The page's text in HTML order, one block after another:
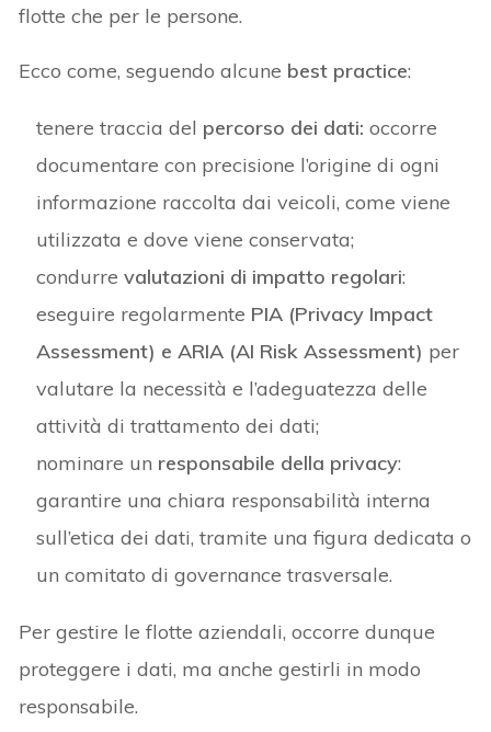
flotte che per le persone.
Ecco come, seguendo alcune best practice:
tenere traccia del percorso dei dati: occorre
documentare con precisione l’origine di ogni
informazione raccolta dai veicoli, come viene
utilizzata e dove viene conservata;
condurre valutazioni di impatto regolari:
eseguire regolarmente PIA (Privacy Impact
Assessment) e ARIA (AI Risk Assessment) per
valutare la necessità e l’adeguatezza delle
attività di trattamento dei dati;
nominare un responsabile della privacy:
garantire una chiara responsabilità interna
sull’etica dei dati, tramite una figura dedicata o
un comitato di governance trasversale.
Per gestire le flotte aziendali, occorre dunque
proteggere i dati, ma anche gestirli in modo
responsabile.